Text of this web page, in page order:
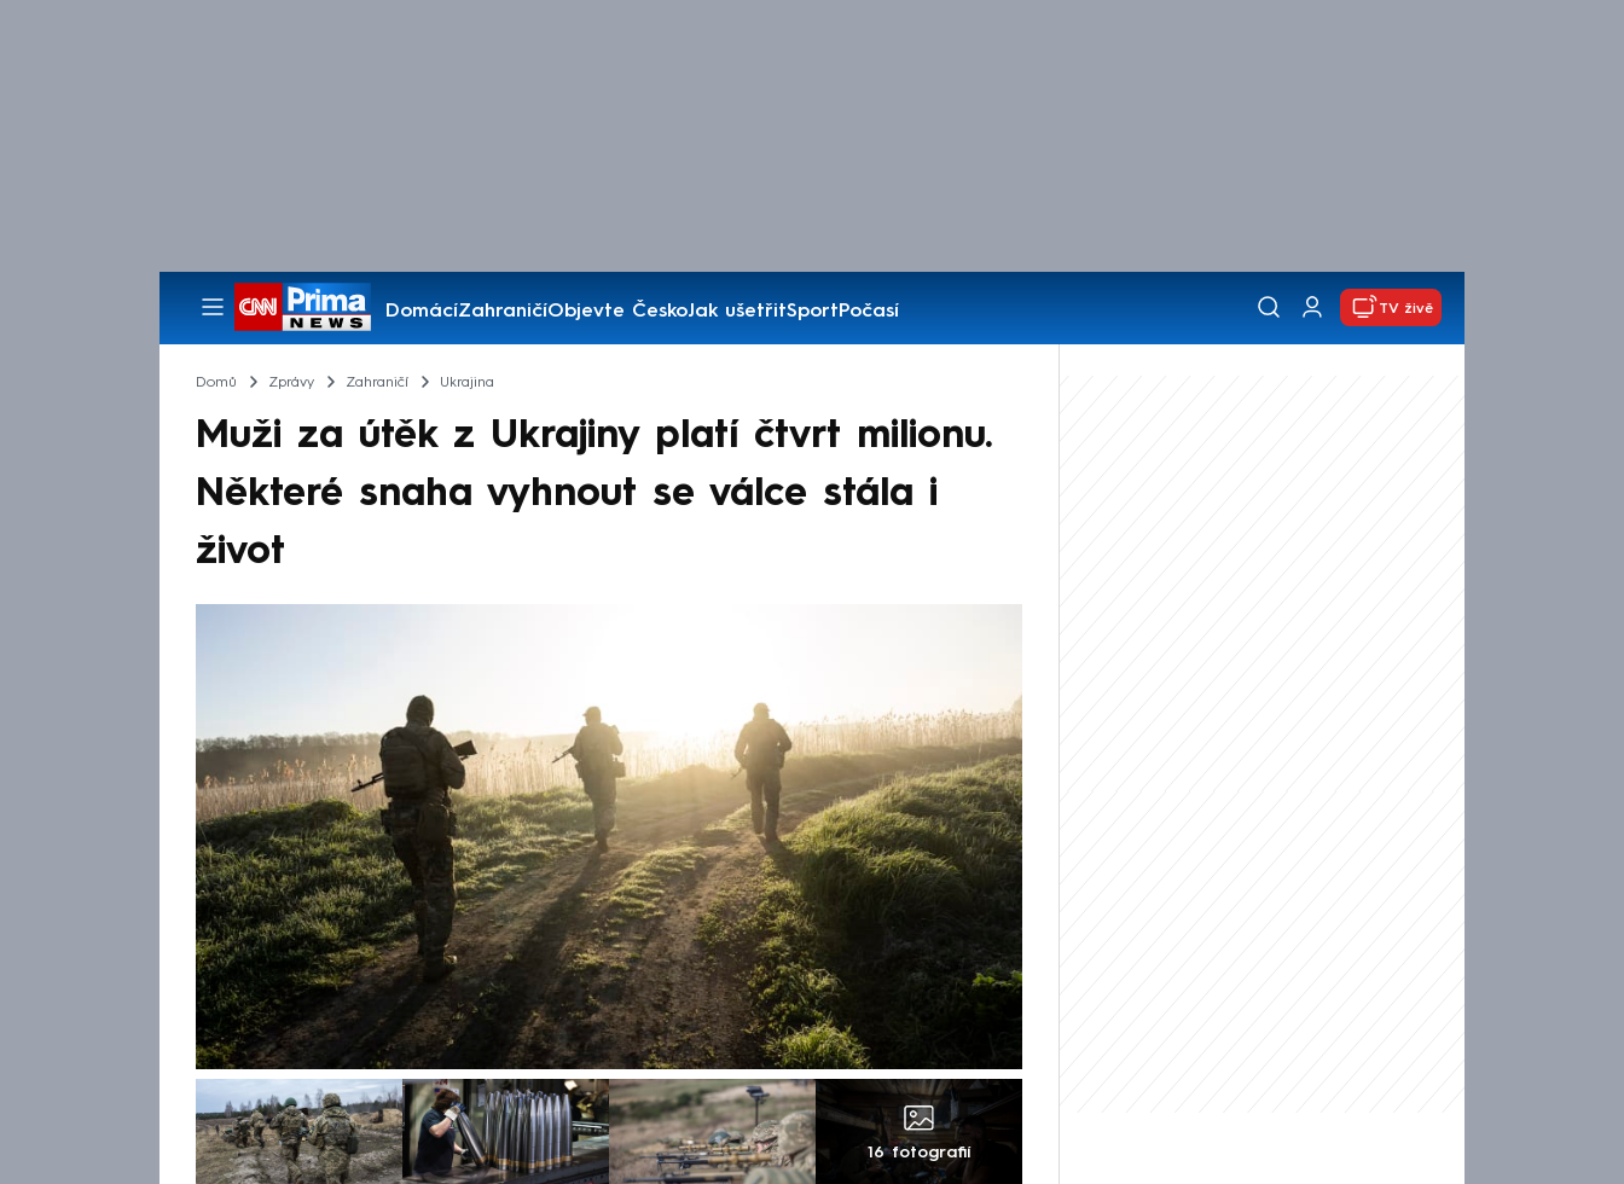
DomácíZahraničíObjevte ČeskoJak ušetřitSportPočasí
Pořady
TV živě
Domů Zprávy Zahraničí Ukrajina
Muži za útěk z Ukrajiny platí čtvrt milionu.
Některé snaha vyhnout se válce stála i
život
16 fotografií